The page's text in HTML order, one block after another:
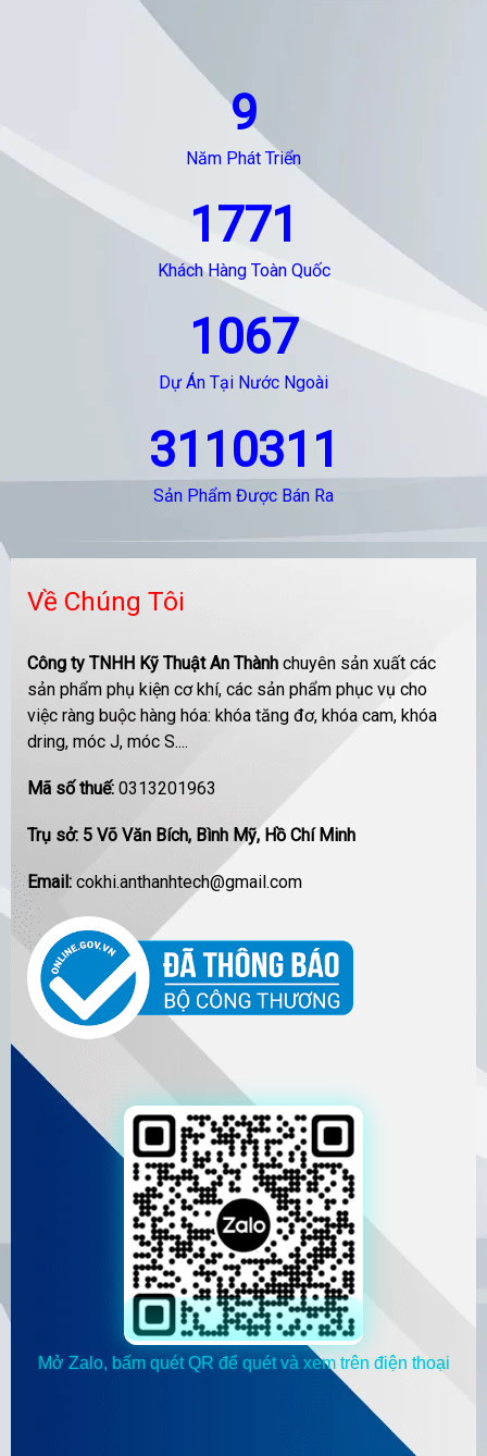
9
Năm Phát Triển
1771
Khách Hàng Toàn Quốc
1067
Dự Án Tại Nước Ngoài
3110311
Sản Phẩm Được Bán Ra
Về Chúng Tôi
Công ty TNHH Kỹ Thuật An Thành chuyên sản xuất các
sản phẩm phụ kiện cơ khí, các sản phẩm phục vụ cho
việc ràng buộc hàng hóa: khóa tăng đơ, khóa cam, khóa
dring, móc J, móc S....
Mã số thuế: 0313201963
Trụ sở: 5 Võ Văn Bích, Bình Mỹ, Hồ Chí Minh
Email: cokhi.anthanhtech@gmail.com
Mở Zalo, bấm quét QR để quét và xem trên điện thoại